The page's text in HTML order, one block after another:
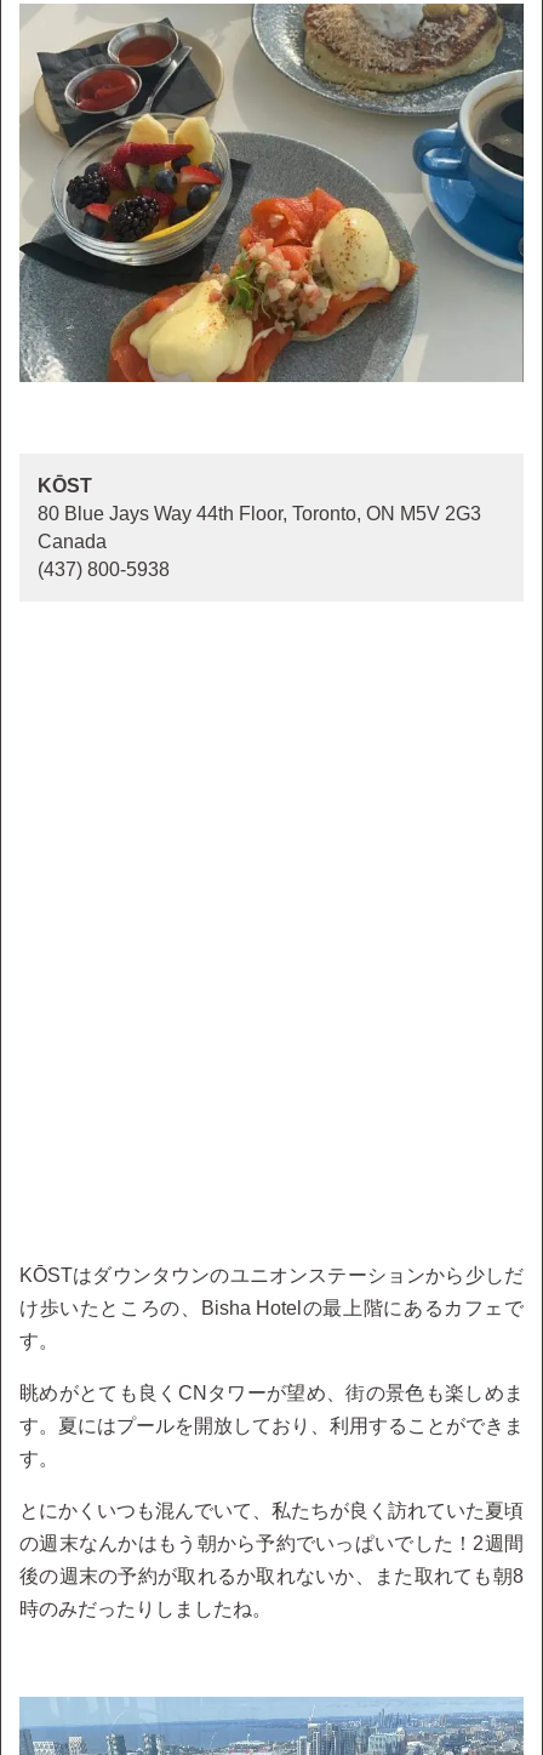
KŌST
80 Blue Jays Way 44th Floor, Toronto, ON M5V 2G3
Canada
(437) 800-5938
KŌSTはダウンタウンのユニオンステーションから少しだ
け歩いたところの、Bisha Hotelの最上階にあるカフェで
す。
眺めがとても良くCNタワーが望め、街の景色も楽しめま
す。夏にはプールを開放しており、利用することができま
す。
とにかくいつも混んでいて、私たちが良く訪れていた夏頃
の週末なんかはもう朝から予約でいっぱいでした！2週間
後の週末の予約が取れるか取れないか、また取れても朝8
時のみだったりしましたね。